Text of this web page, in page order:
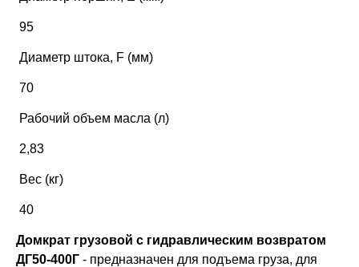
95
Диаметр штока, F (мм)
70
Рабочий объем масла (л)
2,83
Вес (кг)
40
Домкрат грузовой с гидравлическим возвратом
ДГ50-400Г - предназначен для подъема груза, для